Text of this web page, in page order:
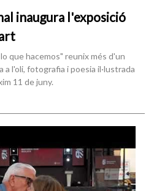
inaugura l'exposició
que hacemos" reunix més d'un
l'oli, fotografia i poesia il·lustrada
11 de juny.